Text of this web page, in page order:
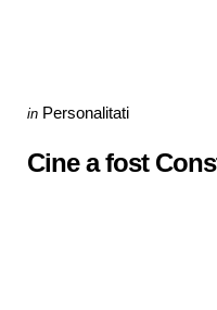
Categories
Posted
in Personalitati
Cine a fost